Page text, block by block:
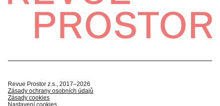
Revue Prostor z.s., 2017–2026
Zásady ochrany osobních údajů
Zásady cookies
Nastavení cookies